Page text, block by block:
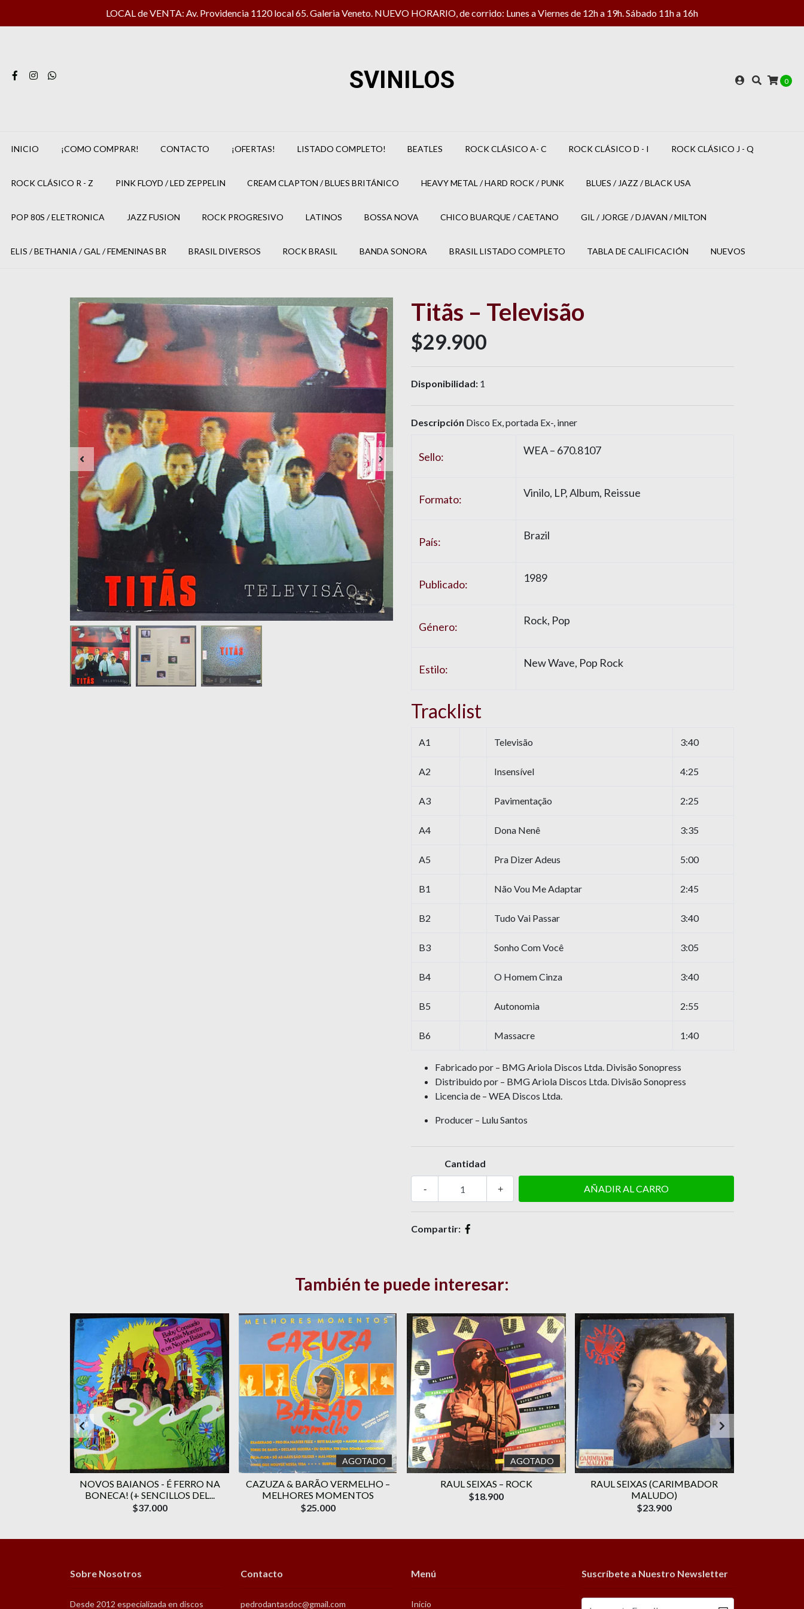
LOCAL de VENTA: Av. Providencia 1120 local 65. Galeria Veneto. NUEVO HORARIO, de corrido: Lunes a Viernes de 12h a 19h. Sábado 11h a 16h
SVINILOS 0
INICIO ¡COMO COMPRAR! CONTACTO ¡OFERTAS! LISTADO COMPLETO! BEATLES ROCK CLÁSICO A- C ROCK CLÁSICO D - I ROCK CLÁSICO J - Q
ROCK CLÁSICO R - Z PINK FLOYD / LED ZEPPELIN CREAM CLAPTON / BLUES BRITÁNICO HEAVY METAL / HARD ROCK / PUNK BLUES / JAZZ / BLACK USA
POP 80S / ELETRONICA JAZZ FUSION ROCK PROGRESIVO LATINOS BOSSA NOVA CHICO BUARQUE / CAETANO GIL / JORGE / DJAVAN / MILTON
ELIS / BETHANIA / GAL / FEMENINAS BR BRASIL DIVERSOS ROCK BRASIL BANDA SONORA BRASIL LISTADO COMPLETO TABLA DE CALIFICACIÓN NUEVOS
Titãs – Televisão
$29.900
Disponibilidad: 1
Descripción Disco Ex, portada Ex-, inner
Sello: WEA– 670.8107
Formato: Vinilo, LP, Album, Reissue
País: Brazil
Publicado: 1989
Género: Rock, Pop
Estilo: New Wave, Pop Rock
Tracklist
A1 Televisão 3:40
A2 Insensível 4:25
A3 Pavimentação 2:25
A4 Dona Nenê 3:35
A5 Pra Dizer Adeus 5:00
B1 Não Vou Me Adaptar 2:45
B2 Tudo Vai Passar 3:40
B3 Sonho Com Você 3:05
B4 O Homem Cinza 3:40
B5 Autonomia 2:55
B6 Massacre 1:40
Fabricado por – BMG Ariola Discos Ltda. Divisão Sonopress
Distribuido por – BMG Ariola Discos Ltda. Divisão Sonopress
Licencia de – WEA Discos Ltda.
Producer – Lulu Santos
Cantidad
+
-
Compartir:
También te puede interesar:
NOVOS BAIANOS - É FERRO NA
BONECA! (+ SENCILLOS DEL...
$37.000
AGOTADO
CAZUZA & BARÃO VERMELHO –
MELHORES MOMENTOS
$25.000
AGOTADO
RAUL SEIXAS – ROCK
$18.900
RAUL SEIXAS (CARIMBADOR
MALUDO)
$23.900
Sobre Nosotros
Desde 2012 especializada en discos
Contacto
pedrodantasdoc@gmail.com
Menú
Inicio
Suscríbete a Nuestro Newsletter